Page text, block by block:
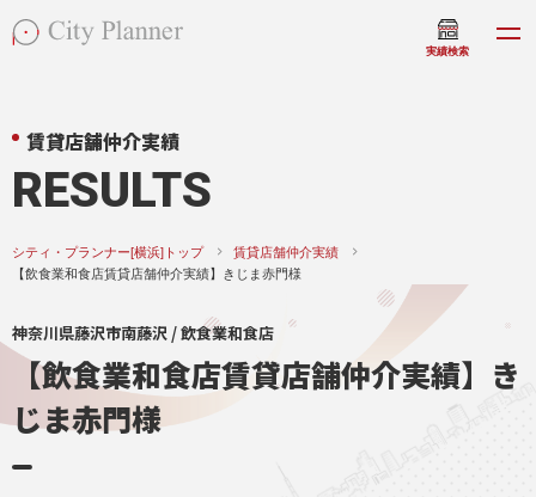
実績検索
賃貸店舗仲介実績
RESULTS
シティ・プランナー[横浜]トップ
賃貸店舗仲介実績
【飲食業和食店賃貸店舗仲介実績】きじま赤門様
神奈川県藤沢市南藤沢 / 飲食業和食店
【飲食業和食店賃貸店舗仲介実績】き
じま赤門様